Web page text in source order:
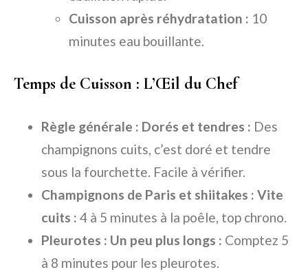
Cuisson après réhydratation : 10
minutes eau bouillante.
Temps de Cuisson : L’Œil du Chef
Règle générale : Dorés et tendres : Des
champignons cuits, c’est doré et tendre
sous la fourchette. Facile à vérifier.
Champignons de Paris et shiitakes : Vite
cuits : 4 à 5 minutes à la poêle, top chrono.
Pleurotes : Un peu plus longs : Comptez 5
à 8 minutes pour les pleurotes.